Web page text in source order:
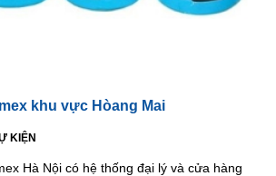
khu vực Hòang Mai
KIỆN
Hà Nội có hệ thống đại lý và cửa hàng